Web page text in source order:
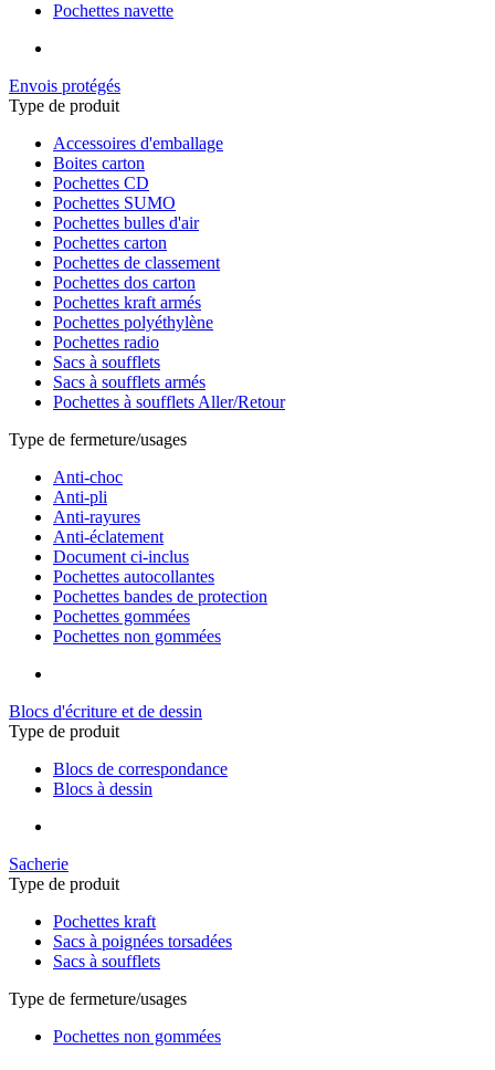
Pochettes navette
Envois protégés
Type de produit
Accessoires d'emballage
Boites carton
Pochettes CD
Pochettes SUMO
Pochettes bulles d'air
Pochettes carton
Pochettes de classement
Pochettes dos carton
Pochettes kraft armés
Pochettes polyéthylène
Pochettes radio
Sacs à soufflets
Sacs à soufflets armés
Pochettes à soufflets Aller/Retour
Type de fermeture/usages
Anti-choc
Anti-pli
Anti-rayures
Anti-éclatement
Document ci-inclus
Pochettes autocollantes
Pochettes bandes de protection
Pochettes gommées
Pochettes non gommées
Blocs d'écriture et de dessin
Type de produit
Blocs de correspondance
Blocs à dessin
Sacherie
Type de produit
Pochettes kraft
Sacs à poignées torsadées
Sacs à soufflets
Type de fermeture/usages
Pochettes non gommées